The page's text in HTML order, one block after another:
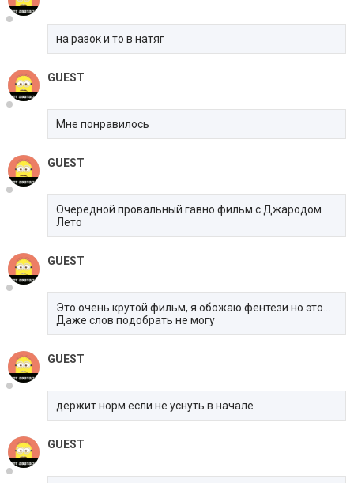
на разок и то в натяг
GUEST
Мне понравилось
GUEST
Очередной провальный гавно фильм с Джародом
Лето
GUEST
Это очень крутой фильм, я обожаю фентези но это...
Даже слов подобрать не могу
GUEST
держит норм если не уснуть в начале
GUEST